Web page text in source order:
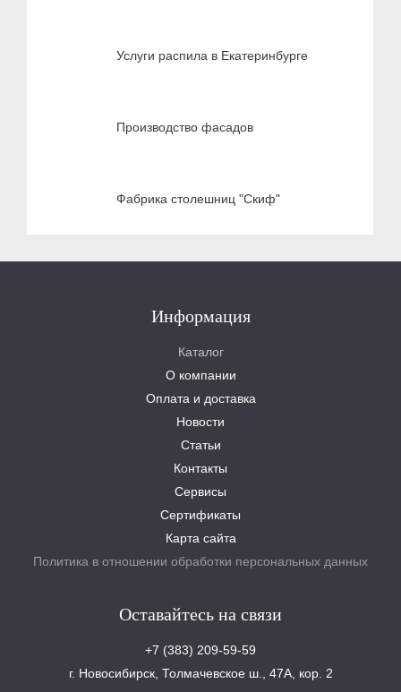
Услуги распила в Екатеринбурге
Производство фасадов
Фабрика столешниц "Скиф"
Информация
Каталог
О компании
Оплата и доставка
Новости
Статьи
Контакты
Сервисы
Сертификаты
Карта сайта
Политика в отношении обработки персональных данных
Оставайтесь на связи
+7 (383) 209-59-59
г. Новосибирск, Толмачевское ш., 47А, кор. 2